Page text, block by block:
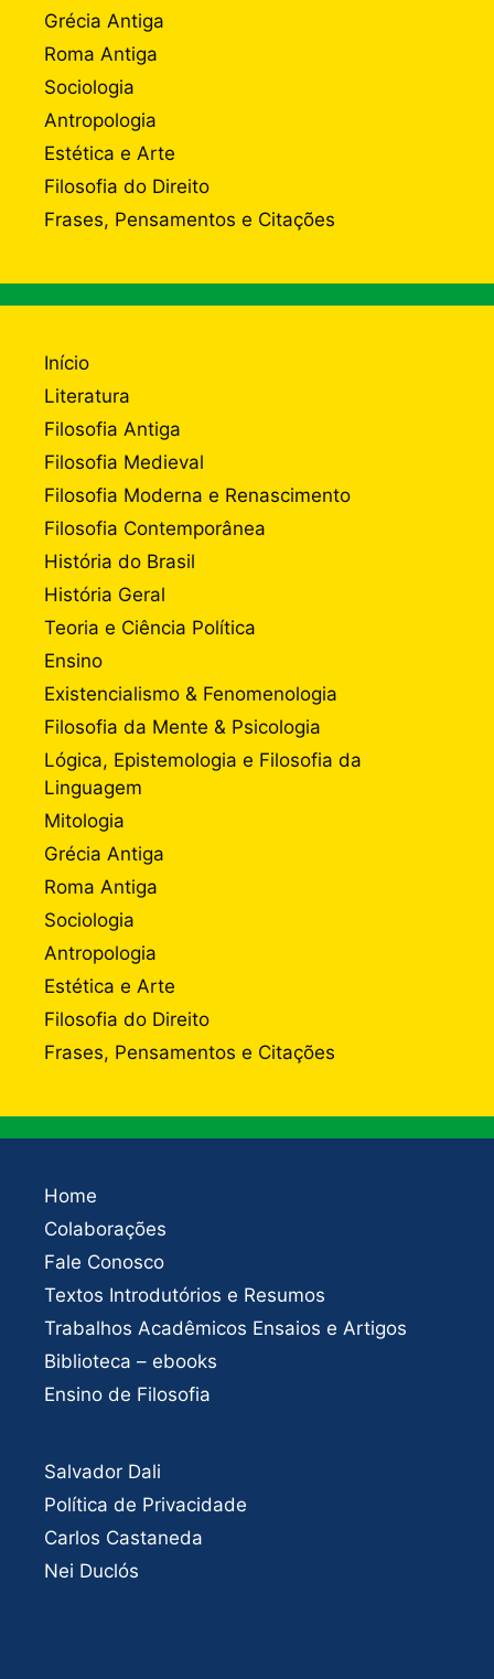
Grécia Antiga
Roma Antiga
Sociologia
Antropologia
Estética e Arte
Filosofia do Direito
Frases, Pensamentos e Citações
Início
Literatura
Filosofia Antiga
Filosofia Medieval
Filosofia Moderna e Renascimento
Filosofia Contemporânea
História do Brasil
História Geral
Teoria e Ciência Política
Ensino
Existencialismo & Fenomenologia
Filosofia da Mente & Psicologia
Lógica, Epistemologia e Filosofia da
Linguagem
Mitologia
Grécia Antiga
Roma Antiga
Sociologia
Antropologia
Estética e Arte
Filosofia do Direito
Frases, Pensamentos e Citações
Home
Colaborações
Fale Conosco
Textos Introdutórios e Resumos
Trabalhos Acadêmicos Ensaios e Artigos
Biblioteca – ebooks
Ensino de Filosofia
Salvador Dali
Política de Privacidade
Carlos Castaneda
Nei Duclós